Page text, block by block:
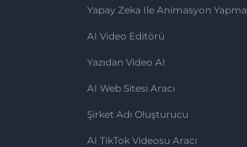
Yapay Zeka Ile Animasyon Yapma
AI Video Editörü
Yazıdan Video AI
AI Web Sitesi Aracı
Şirket Adı Oluşturucu
AI TikTok Videosu Aracı